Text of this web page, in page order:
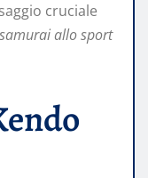
cruciale
allo sport